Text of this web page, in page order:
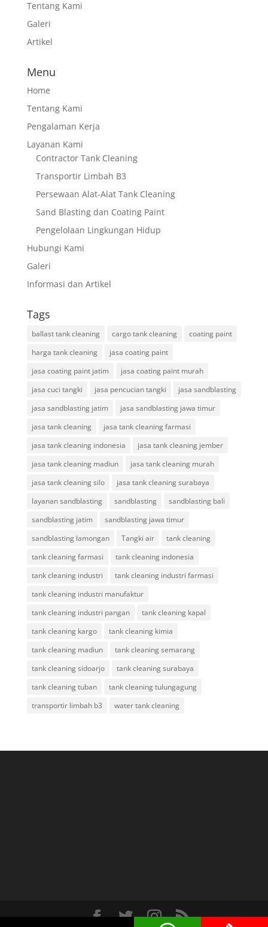
Tentang Kami
Galeri
Artikel
Menu
Home
Tentang Kami
Pengalaman Kerja
Layanan Kami
Contractor Tank Cleaning
Transportir Limbah B3
Persewaan Alat-Alat Tank Cleaning
Sand Blasting dan Coating Paint
Pengelolaan Lingkungan Hidup
Hubungi Kami
Galeri
Informasi dan Artikel
Tags
ballast tank cleaning cargo tank cleaning
coating paint
harga tank cleaning
jasa coating paint
jasa coating paint jatim
jasa coating paint murah
jasa cuci tangki
jasa pencucian tangki
jasa sandblasting
jasa sandblasting jatim
jasa sandblasting jawa timur
jasa tank cleaning
jasa tank cleaning farmasi
jasa tank cleaning indonesia
jasa tank cleaning jember
jasa tank cleaning madiun
jasa tank cleaning murah
jasa tank cleaning silo
jasa tank cleaning surabaya
layanan sandblasting
sandblasting
sandblasting bali
sandblasting jatim
sandblasting jawa timur
sandblasting lamongan
Tangki air
tank cleaning
tank cleaning farmasi
tank cleaning indonesia
tank cleaning industri
tank cleaning industri farmasi
tank cleaning industri manufaktur
tank cleaning industri pangan
tank cleaning kapal
tank cleaning kargo
tank cleaning kimia
tank cleaning madiun
tank cleaning semarang
tank cleaning sidoarjo
tank cleaning surabaya
tank cleaning tuban
tank cleaning tulungagung
transportir limbah b3
water tank cleaning